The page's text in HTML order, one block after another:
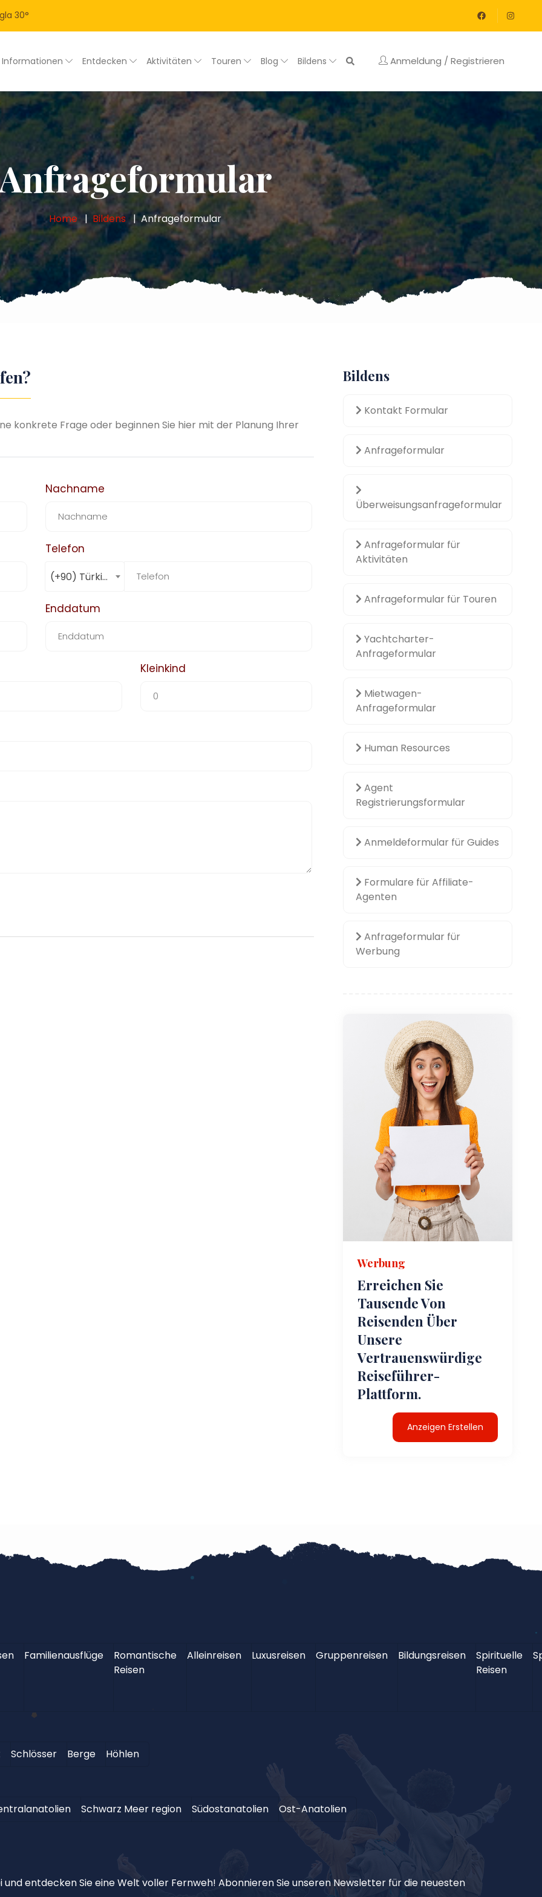
30°
Informationen Entdecken Aktivitäten Touren Blog Bildens Anmeldung / Registrieren
Home Bildens Anfrageformular
konkrete Frage oder beginnen Sie hier mit der Planung Ihrer
Nachname
Telefon
(+90) Türkiye
Enddatum
Kleinkind
Bildens
Kontakt Formular
Anfrageformular
Überweisungsanfrageformular
Anfrageformular für
Aktivitäten
Anfrageformular für Touren
Yachtcharter-
Anfrageformular
Mietwagen-
Anfrageformular
Human Resources
Agent
Registrierungsformular
Anmeldeformular für Guides
Formulare für Affiliate-
Agenten
Anfrageformular für
Werbung
Werbung
Erreichen Sie
Tausende Von
Reisenden Über
Unsere
Vertrauenswürdige
Reiseführer-
Plattform.
Anzeigen Erstellen
Familienausflüge
Romantische
Reisen
Alleinreisen Luxusreisen Gruppenreisen Bildungsreisen
Spirituelle
Reisen
Schlösser Berge Höhlen
Schwarz Meer region Südostanatolien Ost-Anatolien
entdecken Sie eine Welt voller Fernweh! Abonnieren Sie unseren Newsletter für die neuesten